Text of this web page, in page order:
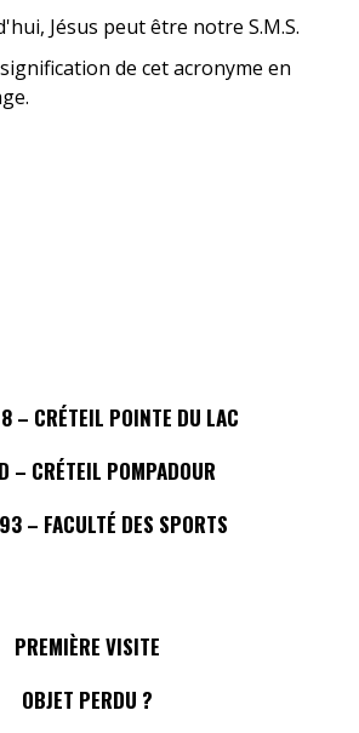
Jésus peut être notre S.M.S.
de cet acronyme en
– CRÉTEIL POINTE DU LAC
– CRÉTEIL POMPADOUR
– FACULTÉ DES SPORTS
PREMIÈRE VISITE
OBJET PERDU ?